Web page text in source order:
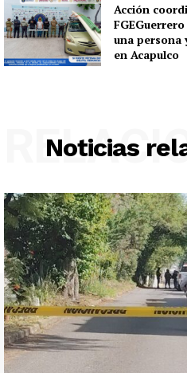
Acción
una persona
en Acapulco
Noticias